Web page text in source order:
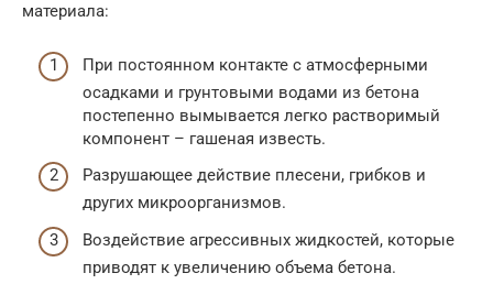
материала:
При постоянном контакте с атмосферными
осадками и грунтовыми водами из бетона
постепенно вымывается легко растворимый
компонент – гашеная известь.
Разрушающее действие плесени, грибков и
других микроорганизмов.
Воздействие агрессивных жидкостей, которые
приводят к увеличению объема бетона.